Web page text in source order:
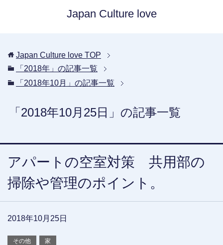
Japan Culture love
Japan Culture love TOP
「2018年」の記事一覧
「2018年10月」の記事一覧
「2018年10月25日」の記事一覧
アパートの空室対策 共用部の
掃除や管理のポイント。
2018年10月25日
その他 家